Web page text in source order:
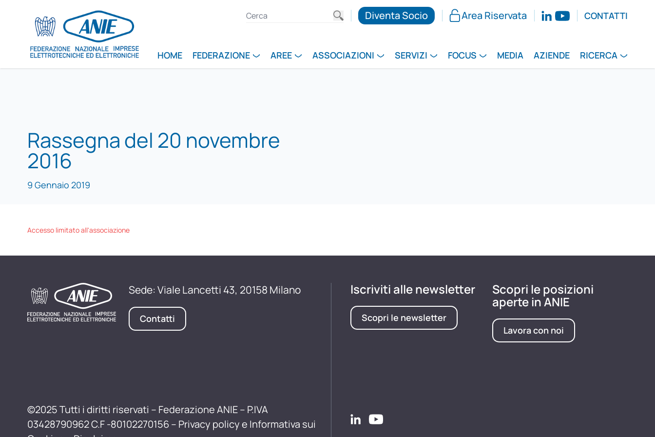
Diventa Socio Area Riservata CONTATTI
HOME FEDERAZIONE AREE ASSOCIAZIONI SERVIZI FOCUS MEDIA AZIENDE RICERCA
Rassegna del 20 novembre
2016
9 Gennaio 2019
Accesso limitato all'associazione
Sede: Viale Lancetti 43, 20158 Milano
Contatti
©2025 Tutti i diritti riservati – Federazione ANIE – P.IVA
03428790962 C.F -80102270156 – Privacy policy e Informativa sui
Iscriviti alle newsletter
Scopri le newsletter
Scopri le posizioni
aperte in ANIE
Lavora con noi